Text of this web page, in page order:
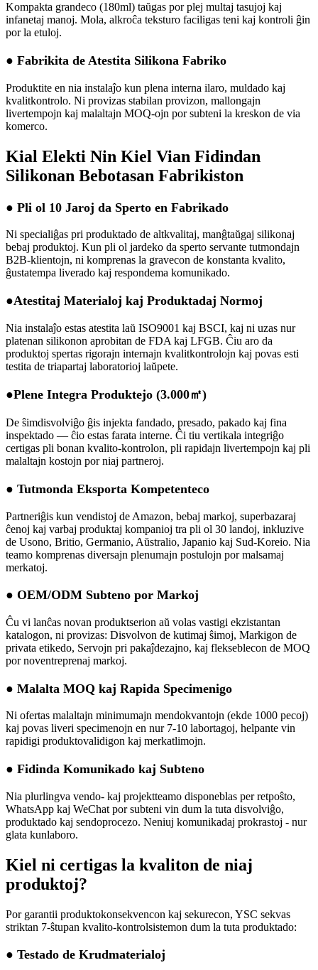
Kompakta grandeco (180ml) taŭgas por plej multaj tasujoj kaj
infanetaj manoj. Mola, alkroĉa teksturo faciligas teni kaj kontroli ĝin
por la etuloj.
● Fabrikita de Atestita Silikona Fabriko
Produktite en nia instalaĵo kun plena interna ilaro, muldado kaj
kvalitkontrolo. Ni provizas stabilan provizon, mallongajn
livertempojn kaj malaltajn MOQ-ojn por subteni la kreskon de via
komerco.
Kial Elekti Nin Kiel Vian Fidindan
Silikonan Bebotasan Fabrikiston
● Pli ol 10 Jaroj da Sperto en Fabrikado
Ni specialiĝas pri produktado de altkvalitaj, manĝtaŭgaj silikonaj
bebaj produktoj. Kun pli ol jardeko da sperto servante tutmondajn
B2B-klientojn, ni komprenas la gravecon de konstanta kvalito,
ĝustatempa liverado kaj respondema komunikado.
●Atestitaj Materialoj kaj Produktadaj Normoj
Nia instalaĵo estas atestita laŭ ISO9001 kaj BSCI, kaj ni uzas nur
platenan silikonon aprobitan de FDA kaj LFGB. Ĉiu aro da
produktoj spertas rigorajn internajn kvalitkontrolojn kaj povas esti
testita de triapartaj laboratorioj laŭpete.
●Plene Integra Produktejo (3.000㎡)
De ŝimdisvolviĝo ĝis injekta fandado, presado, pakado kaj fina
inspektado — ĉio estas farata interne. Ĉi tiu vertikala integriĝo
certigas pli bonan kvalito-kontrolon, pli rapidajn livertempojn kaj pli
malaltajn kostojn por niaj partneroj.
● Tutmonda Eksporta Kompetenteco
Partneriĝis kun vendistoj de Amazon, bebaj markoj, superbazaraj
ĉenoj kaj varbaj produktaj kompanioj tra pli ol 30 landoj, inkluzive
de Usono, Britio, Germanio, Aŭstralio, Japanio kaj Sud-Koreio. Nia
teamo komprenas diversajn plenumajn postulojn por malsamaj
merkatoj.
● OEM/ODM Subteno por Markoj
Ĉu vi lanĉas novan produktserion aŭ volas vastigi ekzistantan
katalogon, ni provizas: Disvolvon de kutimaj ŝimoj, Markigon de
privata etikedo, Servojn pri pakaĵdezajno, kaj flekseblecon de MOQ
por noventreprenaj markoj.
● Malalta MOQ kaj Rapida Specimenigo
Ni ofertas malaltajn minimumajn mendokvantojn (ekde 1000 pecoj)
kaj povas liveri specimenojn en nur 7-10 labortagoj, helpante vin
rapidigi produktovalidigon kaj merkatlimojn.
● Fidinda Komunikado kaj Subteno
Nia plurlingva vendo- kaj projektteamo disponeblas per retpoŝto,
WhatsApp kaj WeChat por subteni vin dum la tuta disvolviĝo,
produktado kaj sendoprocezo. Neniuj komunikadaj prokrastoj - nur
glata kunlaboro.
Kiel ni certigas la kvaliton de niaj
produktoj?
Por garantii produktokonsekvencon kaj sekurecon, YSC sekvas
striktan 7-ŝtupan kvalito-kontrolsistemon dum la tuta produktado:
● Testado de Krudmaterialoj